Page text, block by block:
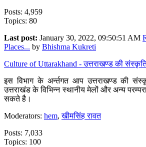
Posts: 4,959
Topics: 80
Last post: January 30, 2022, 09:50:51 AM
Places... by Bhishma Kukreti
Culture of Uttarakhand - उत्तराखण्ड की
इस विभाग के अर्न्तगत आप उत्तराखण्ड की
उत्तराखंड के विभिन्न स्थानीय मेलों और अन्य
सकते है।
Moderators: hem,खीमसिंह रावत
Posts: 7,033
Topics: 100